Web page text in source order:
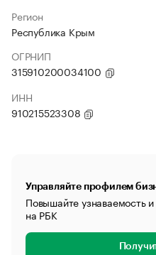
Регион
Республика Крым
ОГРНИП
315910200034100
ИНН
910215523308
Управляйте профилем
Повышайте узнаваемость
на РБК